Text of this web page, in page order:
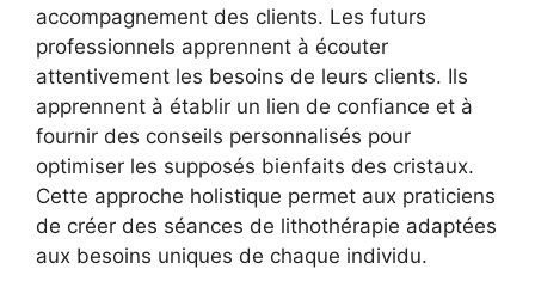
accompagnement des clients. Les futurs
professionnels apprennent à écouter
attentivement les besoins de leurs clients. Ils
apprennent à établir un lien de confiance et à
fournir des conseils personnalisés pour
optimiser les supposés bienfaits des cristaux.
Cette approche holistique permet aux praticiens
de créer des séances de lithothérapie adaptées
aux besoins uniques de chaque individu.